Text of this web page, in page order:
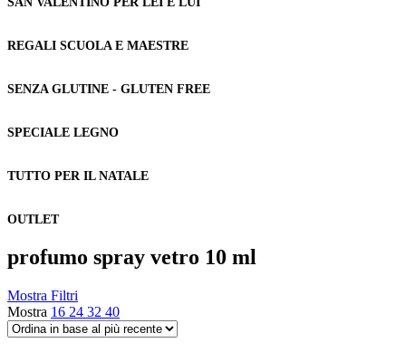
REGALI SCUOLA E MAESTRE
SENZA GLUTINE - GLUTEN FREE
SPECIALE LEGNO
TUTTO PER IL NATALE
OUTLET
profumo spray vetro 10 ml
Mostra Filtri
Mostra 16 24 32 40